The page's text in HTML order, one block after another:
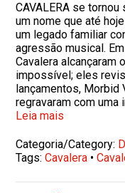
CAVALERA se
um nome que até
um legado familiar
agressão musical.
Cavalera alcançaram
impossível; eles
lançamentos, Morbid
regravaram com uma
Leia mais
Categoria/Category:
Tags:Cavalera •